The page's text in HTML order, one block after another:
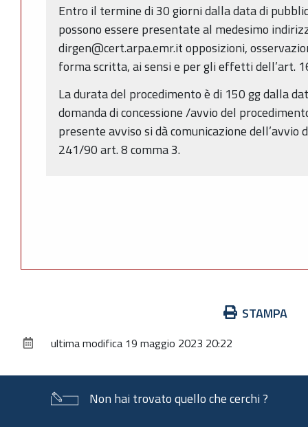
Entro il termine di 30 giorni dalla data di
possono essere presentate al medesimo
dirgen@cert.arpa.emr.it opposizioni,
forma scritta, ai sensi e per gli effetti dell’art.
La durata del procedimento è di 150 gg dalla
domanda di concessione /avvio del
presente avviso si dà comunicazione dell’avvio
241/90 art. 8 comma 3.
documento
STAMPA
ultima modifica 19 maggio 2023 20:22
Non hai trovato quello che cerchi ?